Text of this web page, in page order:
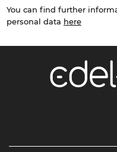
You can find further
personal data here